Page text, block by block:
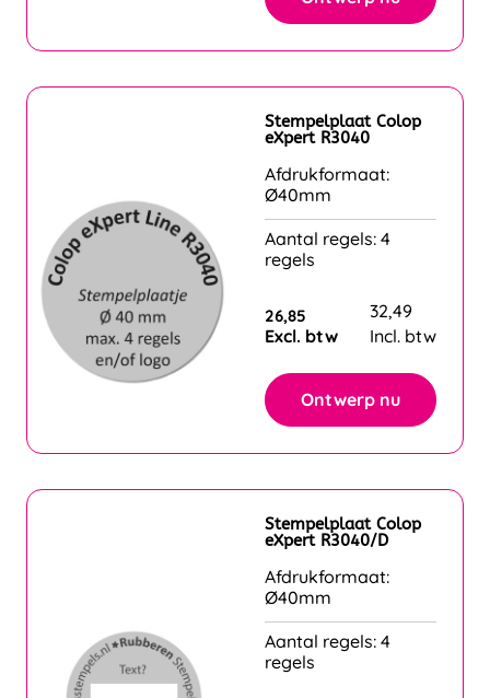
Stempelplaat Colop
eXpert R3040
Afdrukformaat:
Ø40mm
Aantal regels: 4
regels
26,85
Excl. btw
32,49
Incl. btw
Ontwerp nu
Stempelplaat Colop
eXpert R3040/D
Afdrukformaat:
Ø40mm
Aantal regels: 4
regels